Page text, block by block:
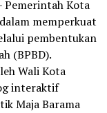
Pemerintah Kota
memperkuat
pembentukan
(BPBD).
Wali Kota
interaktif
Maja Barama